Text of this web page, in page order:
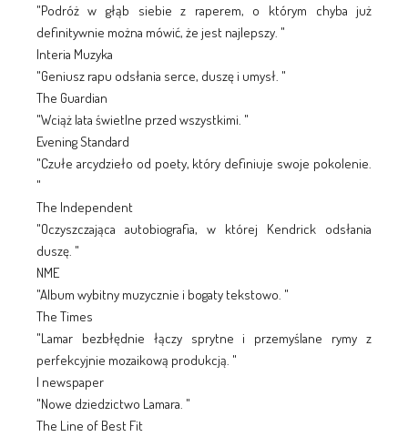
"Podróż w głąb siebie z raperem, o którym chyba już
definitywnie można mówić, że jest najlepszy. "
Interia Muzyka
"Geniusz rapu odsłania serce, duszę i umysł. "
The Guardian
"Wciąż lata świetlne przed wszystkimi. "
Evening Standard
"Czułe arcydzieło od poety, który definiuje swoje pokolenie.
"
The Independent
"Oczyszczająca autobiografia, w której Kendrick odsłania
duszę. "
NME
"Album wybitny muzycznie i bogaty tekstowo. "
The Times
"Lamar bezbłędnie łączy sprytne i przemyślane rymy z
perfekcyjnie mozaikową produkcją. "
I newspaper
"Nowe dziedzictwo Lamara. "
The Line of Best Fit